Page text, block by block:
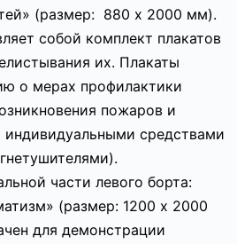
(размер: 880 х 2000 мм).
собой комплект плакатов
их. Плакаты
о мерах профилактики
пожаров и
индивидуальными средствами
части левого борта:
(размер: 1200 х 2000
для демонстрации